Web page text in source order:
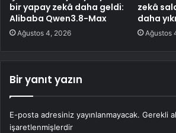
bir yapay zekâ daha geldi:
Alibaba Qwen3.8-Max
Ağustos 4, 2026
zekâ
daha
Ağustos
Bir yanıt yazın
E-posta adresiniz yayınlanmayacak. Gerekli
işaretlenmişlerdir